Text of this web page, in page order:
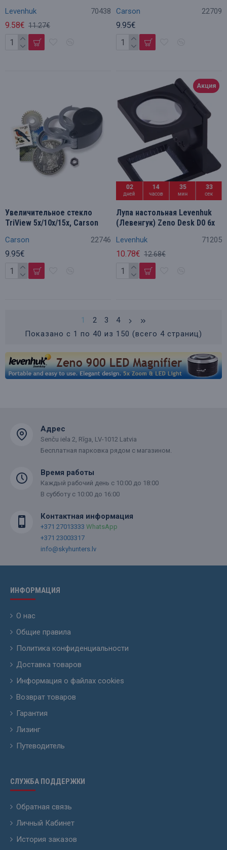
Levenhuk 70438
9.58€ 11.27€
Carson 22709
9.95€
Carson 22746
Увеличительное стекло
TriView 5x/10x/15x, Carson
9.95€
Акция
02
дней
14
часов
35
мин
32
сек
Levenhuk 71205
Лупа настольная Levenhuk
(Левенгук) Zeno Desk D0 6x
10.78€ 12.68€
1 2 3
4
Показано с 1 по 40 из 150 (всего 4 страниц)
Адрес
Senču iela 2, Rīga, LV-1012 Latvia
Бесплатная парковка рядом с магазином.
Время работы
Каждый рабочий день с 10:00 до 18:00
В субботу с 10:00 до 16:00
Контактная информация
+371 27013333 WhatsApp
+371 23003317
info@skyhunters.lv
ИНФОРМАЦИЯ
О нас
Общие правила
Политика конфиденциальности
Доставка товаров
Информация о файлах cookies
Возврат товаров
Гарантия
Лизинг
Путеводитель
СЛУЖБА ПОДДЕРЖКИ
Обратная связь
Личный Кабинет
История заказов